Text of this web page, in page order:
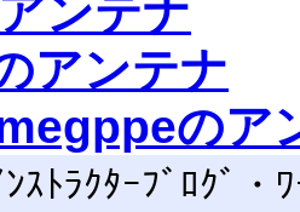
ンテナ
アンテナ
のア
ｽﾄﾗｸﾀｰﾌﾞﾛｸﾞ・